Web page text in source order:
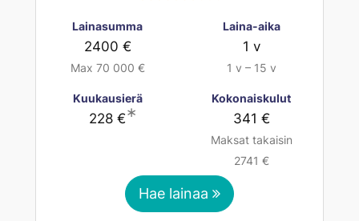
Lainasumma
2400 €
Max 70 000 €
Laina-aika
1 v
1 v – 15 v
Kuukausierä
228 €∗
Kokonaiskulut
341 €
Maksat takaisin
2741 €
Hae lainaa